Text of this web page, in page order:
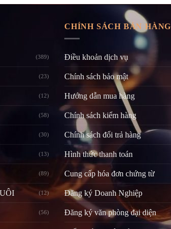
(389)
(23)
(12)
(58)
(30)
(13)
(89)
(12)
(56)
CHÍNH SÁCH BÁN HÀNG
Điều khoản dịch vụ
Chính sách bảo mật
Hướng dẫn mua hàng
Chính sách kiểm hàng
Chính sách đổi trả hàng
Hình thức thanh toán
Cung cấp hóa đơn chứng từ
Đăng ký Doanh Nghiệp
Đăng ký văn phòng đại diện